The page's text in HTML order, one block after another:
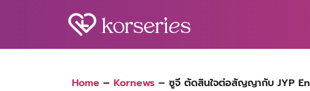
Home – Kornews – ซูจี ตัดสินใจต่อสัญญากับ JYP